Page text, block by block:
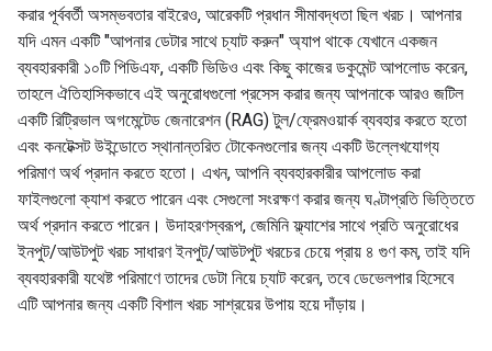
করার পূর্ববর্তী অসম্ভবতার বাইরেও, আরেকটি প্রধান সীমাবদ্ধতা ছিল খরচ। আপনার
যদি এমন একটি "আপনার ডেটার সাথে চ্যাট করুন" অ্যাপ থাকে যেখানে একজন
ব্যবহারকারী ১০টি পিডিএফ, একটি ভিডিও এবং কিছু কাজের ডকুমেন্ট আপলোড করেন,
তাহলে ঐতিহাসিকভাবে এই অনুরোধগুলো প্রসেস করার জন্য আপনাকে আরও জটিল
একটি রিট্রিভাল অগমেন্টেড জেনারেশন (RAG) টুল/ফ্রেমওয়ার্ক ব্যবহার করতে হতো
এবং কনটেক্সট উইন্ডোতে স্থানান্তরিত টোকেনগুলোর জন্য একটি উল্লেখযোগ্য
পরিমাণ অর্থ প্রদান করতে হতো। এখন, আপনি ব্যবহারকারীর আপলোড করা
ফাইলগুলো ক্যাশ করতে পারেন এবং সেগুলো সংরক্ষণ করার জন্য ঘণ্টাপ্রতি ভিত্তিতে
অর্থ প্রদান করতে পারেন। উদাহরণস্বরূপ, জেমিনি ফ্ল্যাশের সাথে প্রতি অনুরোধের
ইনপুট/আউটপুট খরচ সাধারণ ইনপুট/আউটপুট খরচের চেয়ে প্রায় ৪ গুণ কম, তাই যদি
ব্যবহারকারী যথেষ্ট পরিমাণে তাদের ডেটা নিয়ে চ্যাট করেন, তবে ডেভেলপার হিসেবে
এটি আপনার জন্য একটি বিশাল খরচ সাশ্রয়ের উপায় হয়ে দাঁড়ায়।